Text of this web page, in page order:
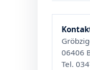
06406
Tel.